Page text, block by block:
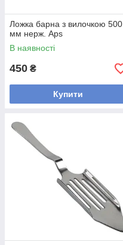
Ложка барна з вилочкою 500
мм нерж. Aps
В наявності
450 ₴
Купити